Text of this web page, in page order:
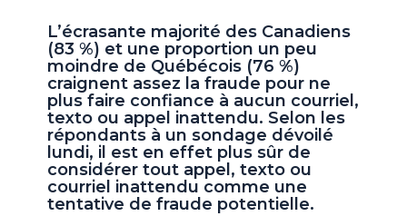
L’écrasante majorité des Canadiens
(83 %) et une proportion un peu
moindre de Québécois (76 %)
craignent assez la fraude pour ne
plus faire confiance à aucun courriel,
texto ou appel inattendu. Selon les
répondants à un sondage dévoilé
lundi, il est en effet plus sûr de
considérer tout appel, texto ou
courriel inattendu comme une
tentative de fraude potentielle.